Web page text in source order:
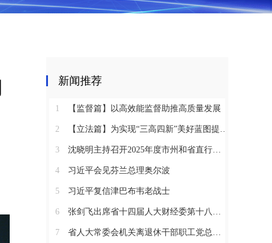
新闻推荐
1 【监督篇】以高效能监督助推高质量发展
2 【立法篇】为实现“三高四新”美好蓝图提供坚实法治保障
3 沈晓明主持召开2025年度市州和省直行业系统党（工）委书记抓基层党建工作述职评议会议
4 习近平会见芬兰总理奥尔波
5 习近平复信津巴布韦老战士
6 张剑飞出席省十四届人大财经委第十八次全体会议
7 省人大常委会机关离退休干部职工党总支召开2025年度总结表彰大会